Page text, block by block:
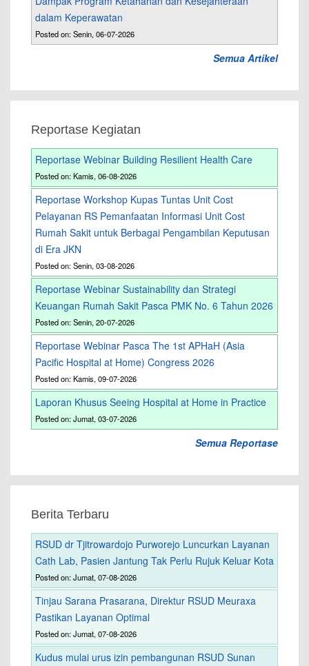
dalam Keperawatan
Posted on: Senin, 06-07-2026
Semua Artikel
Reportase Kegiatan
Reportase Webinar Building Resilient Health Care
Posted on: Kamis, 06-08-2026
Reportase Workshop Kupas Tuntas Unit Cost
Pelayanan RS Pemanfaatan Informasi Unit Cost
Rumah Sakit untuk Berbagai Pengambilan Keputusan
di Era JKN
Posted on: Senin, 03-08-2026
Reportase Webinar Sustainability dan Strategi
Keuangan Rumah Sakit Pasca PMK No. 6 Tahun 2026
Posted on: Senin, 20-07-2026
Reportase Webinar Pasca The 1st APHaH (Asia
Pacific Hospital at Home) Congress 2026
Posted on: Kamis, 09-07-2026
Laporan Khusus Seeing Hospital at Home in Practice
Posted on: Jumat, 03-07-2026
Semua Reportase
Berita Terbaru
RSUD dr Tjitrowardojo Purworejo Luncurkan Layanan
Cath Lab, Pasien Jantung Tak Perlu Rujuk Keluar Kota
Posted on: Jumat, 07-08-2026
Tinjau Sarana Prasarana, Direktur RSUD Meuraxa
Pastikan Layanan Optimal
Posted on: Jumat, 07-08-2026
Kudus mulai urus izin pembangunan RSUD Sunan